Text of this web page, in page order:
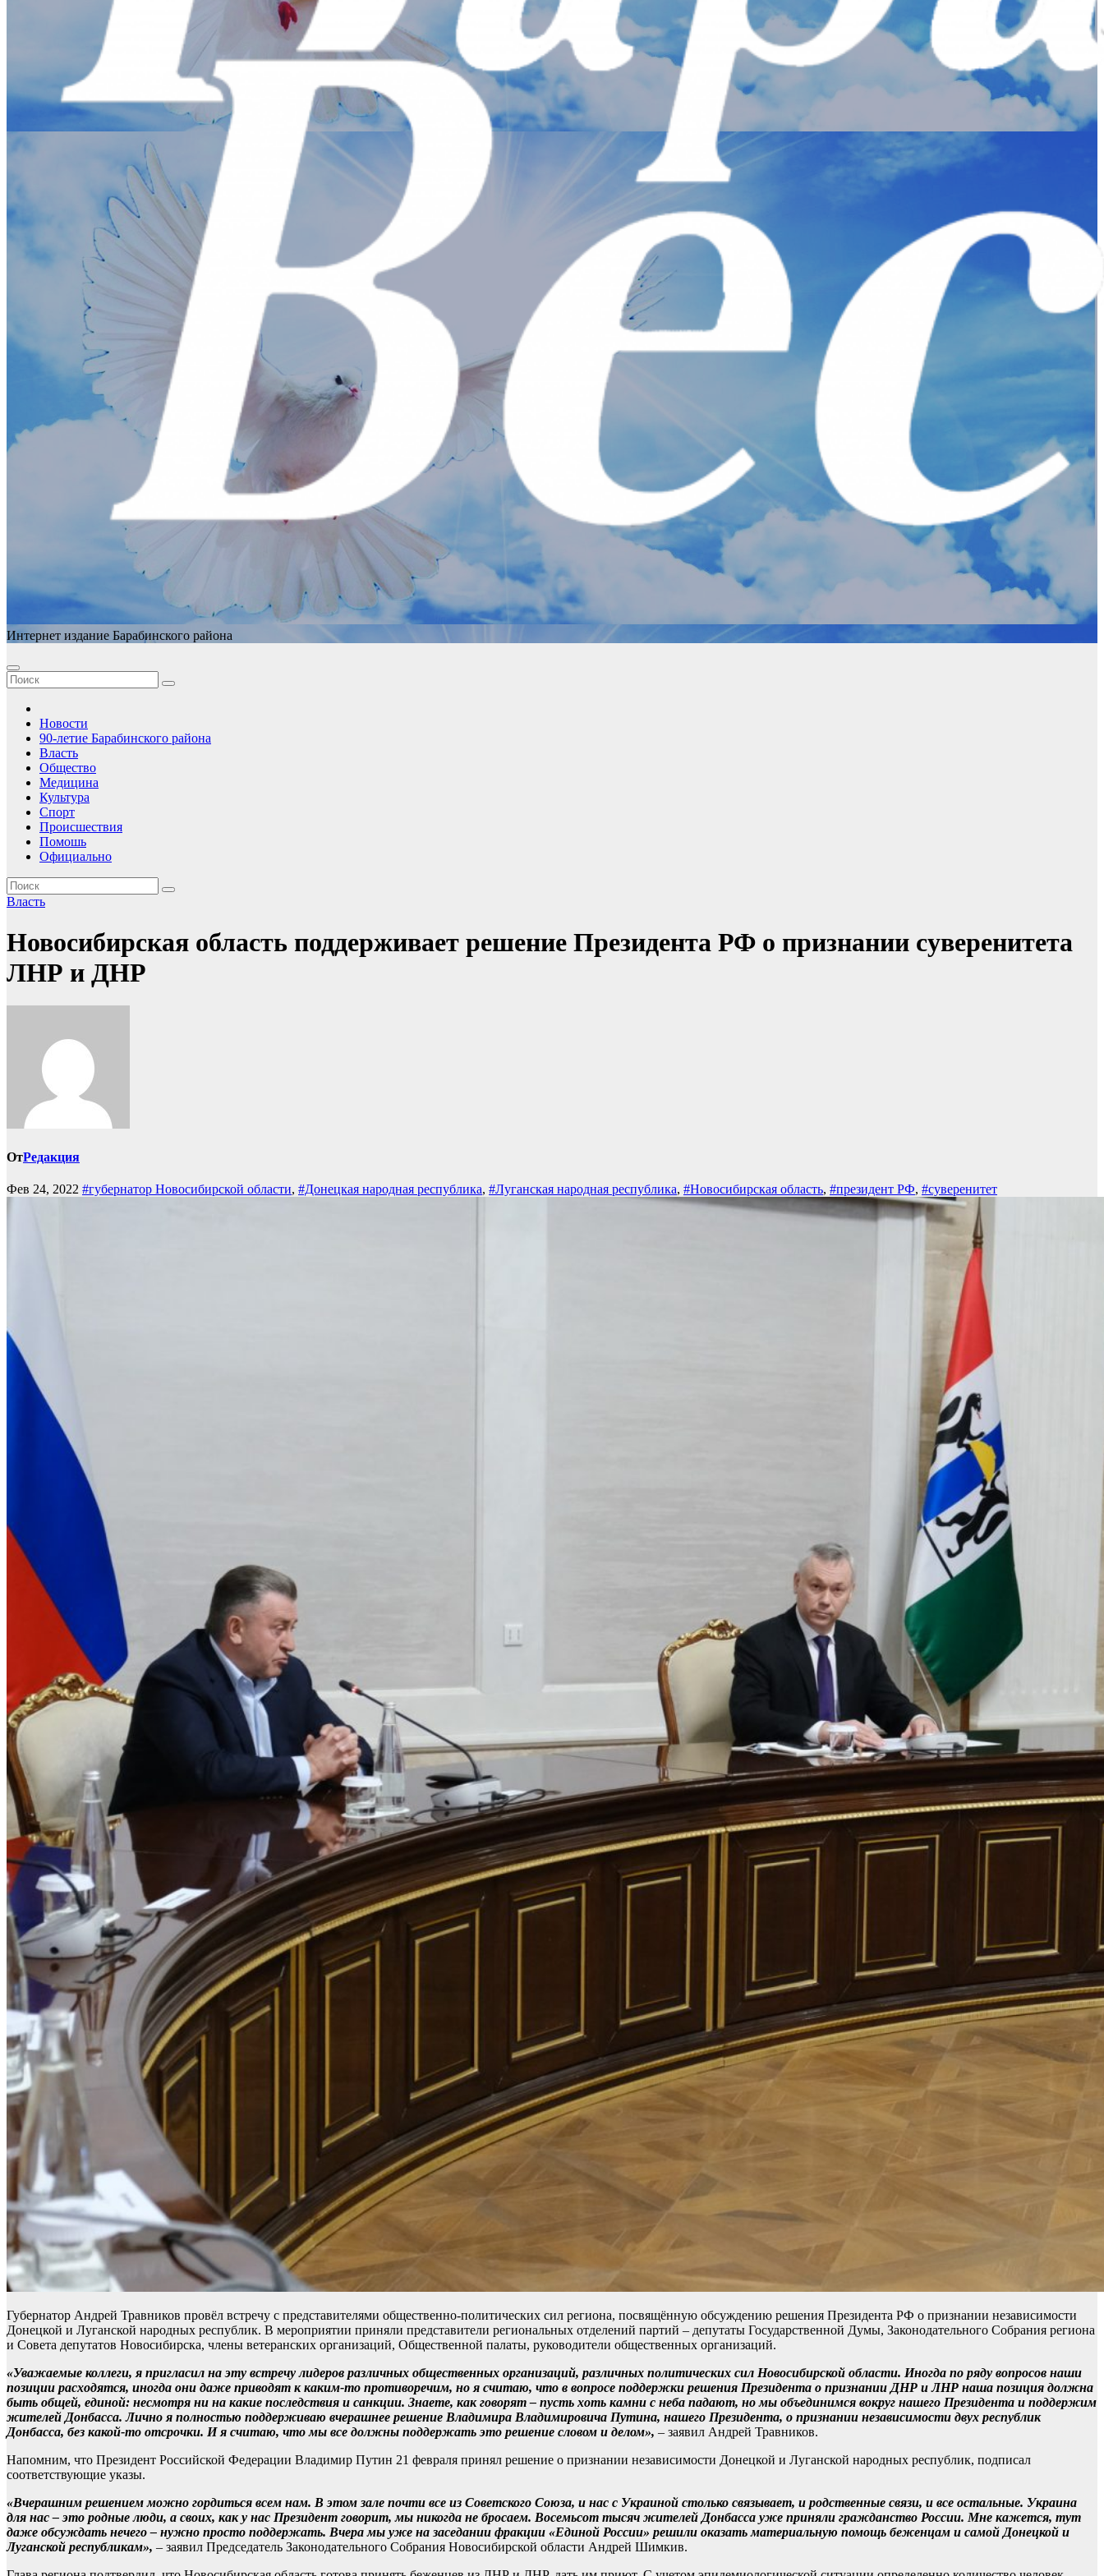
Интернет издание Барабинского района
Новости
90-летие Барабинского района
Власть
Общество
Медицина
Культура
Спорт
Происшествия
Помошь
Официально
Власть
Новосибирская область поддерживает решение Президента РФ о признании суверенитета
ЛНР и ДНР
ОтРедакция
Фев 24, 2022 #губернатор Новосибирской области, #Донецкая народная республика, #Луганская народная республика, #Новосибирская область, #президент РФ, #суверенитет
Губернатор Андрей Травников провёл встречу с представителями общественно-политических сил региона, посвящённую обсуждению решения Президента РФ о признании независимости
Донецкой и Луганской народных республик. В мероприятии приняли представители региональных отделений партий – депутаты Государственной Думы, Законодательного Собрания региона
и Совета депутатов Новосибирска, члены ветеранских организаций, Общественной палаты, руководители общественных организаций.
«Уважаемые коллеги, я пригласил на эту встречу лидеров различных общественных организаций, различных политических сил Новосибирской области. Иногда по ряду вопросов наши
позиции расходятся, иногда они даже приводят к каким-то противоречим, но я считаю, что в вопросе поддержки решения Президента о признании ДНР и ЛНР наша позиция должна
быть общей, единой: несмотря ни на какие последствия и санкции. Знаете, как говорят – пусть хоть камни с неба падают, но мы объединимся вокруг нашего Президента и поддержим
жителей Донбасса. Лично я полностью поддерживаю вчерашнее решение Владимира Владимировича Путина, нашего Президента, о признании независимости двух республик
Донбасса, без какой-то отсрочки. И я считаю, что мы все должны поддержать это решение словом и делом», – заявил Андрей Травников.
Напомним, что Президент Российской Федерации Владимир Путин 21 февраля принял решение о признании независимости Донецкой и Луганской народных республик, подписал
соответствующие указы.
«Вчерашним решением можно гордиться всем нам. В этом зале почти все из Советского Союза, и нас с Украиной столько связывает, и родственные связи, и все остальные. Украина
для нас – это родные люди, а своих, как у нас Президент говорит, мы никогда не бросаем. Восемьсот тысяч жителей Донбасса уже приняли гражданство России. Мне кажется, тут
даже обсуждать нечего – нужно просто поддержать. Вчера мы уже на заседании фракции «Единой России» решили оказать материальную помощь беженцам и самой Донецкой и
Луганской республикам», – заявил Председатель Законодательного Собрания Новосибирской области Андрей Шимкив.